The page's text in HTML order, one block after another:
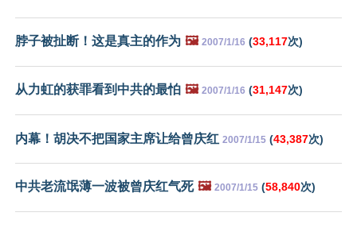
脖子被扯断！这是真主的作为 🖼️ 2007/1/16 (33,117次)
从力虹的获罪看到中共的最怕 🖼️ 2007/1/16 (31,147次)
内幕！胡决不把国家主席让给曾庆红 2007/1/15 (43,387次)
中共老流氓薄一波被曾庆红气死 🖼️ 2007/1/15 (58,840次)